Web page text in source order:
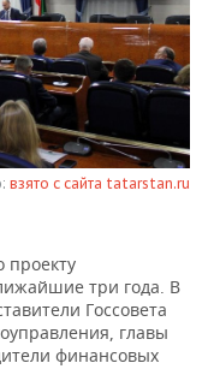
взято с сайта tatarstan.ru
проекту
три года. В
Госсовета
главы
финансовых